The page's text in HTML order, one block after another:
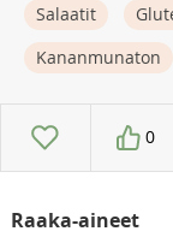
Salaatit
Kananmunaton
0
Raaka-aineet